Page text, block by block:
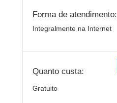
Forma de atendimento:
Integralmente na Internet
Quanto custa:
Gratuito